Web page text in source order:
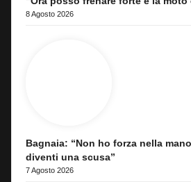
8 Agosto 2026
Bagnaia: “Non ho forza nella
diventi una scusa”
7 Agosto 2026